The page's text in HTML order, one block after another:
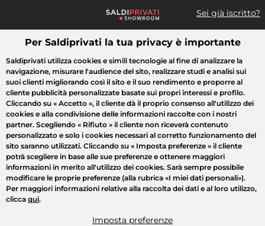
Sei già iscritto?
Cosa cerchi?
Tutte le vendite Moda Casa Bellezza Elettrodomestici
Per Saldiprivati la tua privacy è importante
Saldiprivati utilizza cookies e simili tecnologie al fine di analizzare la
navigazione, misurare l'audience del sito, realizzare studi e analisi sui
suoi clienti migliorando così il sito e il suo rendimento e proporre al
cliente pubblicità personalizzate basate sui propri interessi e profilo.
Cliccando su « Accetto », il cliente dà il proprio consenso all'utilizzo dei
cookies e alla condivisione delle informazioni raccolte con i nostri
partner. Scegliendo « Rifiuto » il cliente non riceverà contenuto
personalizzato e solo i cookies necessari al corretto funzionamento del
sito saranno utilizzati. Cliccando su « Imposta preferenze » il cliente
potrà scegliere in base alle sue preferenze e ottenere maggiori
informazioni in merito all'utilizzo dei cookies. Sarà sempre possibile
modificare le proprie preferenze (alla rubrica «I miei dati personali»).
Per maggiori informazioni relative alla raccolta dei dati e al loro utilizzo,
clicca qui.
Imposta preferenze